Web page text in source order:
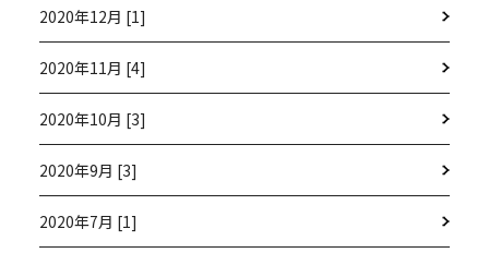
2020年12月 [1]
2020年11月 [4]
2020年10月 [3]
2020年9月 [3]
2020年7月 [1]